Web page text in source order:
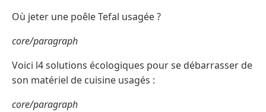
Où jeter une poêle Tefal usagée ?
core/paragraph
Voici l4 solutions écologiques pour se débarrasser de
son matériel de cuisine usagés :
core/paragraph